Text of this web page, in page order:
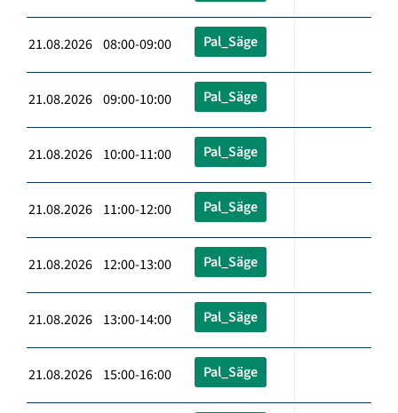
21.08.2026 08:00-09:00 Pal_Säge
21.08.2026 09:00-10:00 Pal_Säge
21.08.2026 10:00-11:00 Pal_Säge
21.08.2026 11:00-12:00 Pal_Säge
21.08.2026 12:00-13:00 Pal_Säge
21.08.2026 13:00-14:00 Pal_Säge
21.08.2026 15:00-16:00 Pal_Säge